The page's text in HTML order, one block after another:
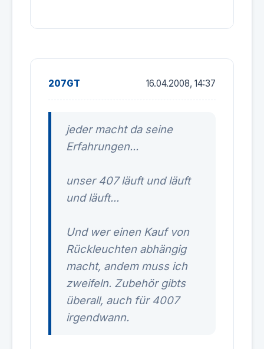
207GT 16.04.2008, 14:37
jeder macht da seine
Erfahrungen...
unser 407 läuft und läuft
und läuft...
Und wer einen Kauf von
Rückleuchten abhängig
macht, andem muss ich
zweifeln. Zubehör gibts
überall, auch für 4007
irgendwann.